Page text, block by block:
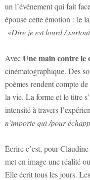
un l’événement qui fait
épouse cette émotion : le
«Dire je est lourd /
AvecUne main contre le
cinématographique. Des
poèmes rendent compte
la vie. La forme et le titre
intensité à travers
n’importe qui /pour
Écrire c’est, pour
met en image une réalité
Elle écrit tous les jours.